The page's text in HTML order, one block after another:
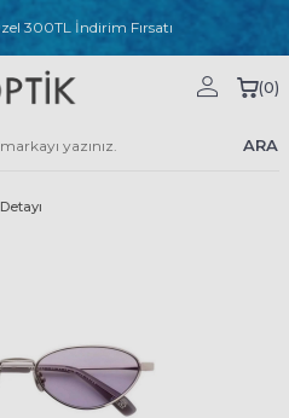
300TL İndirim Fırsatı
ARA
(0)